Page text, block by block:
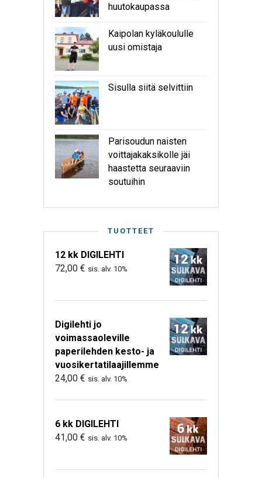
huutokaupassa
Kaipolan kyläkoululle
uusi omistaja
Sisulla siitä selvittiin
Parisoudun naisten
voittajakaksikolle jäi
haastetta seuraaviin
soutuihin
TUOTTEET
12 kk DIGILEHTI
72,00 € sis. alv. 10%
Digilehti jo
voimassaoleville
paperilehden kesto- ja
vuosikertatilaajillemme
24,00 € sis. alv. 10%
6 kk DIGILEHTI
41,00 € sis. alv. 10%